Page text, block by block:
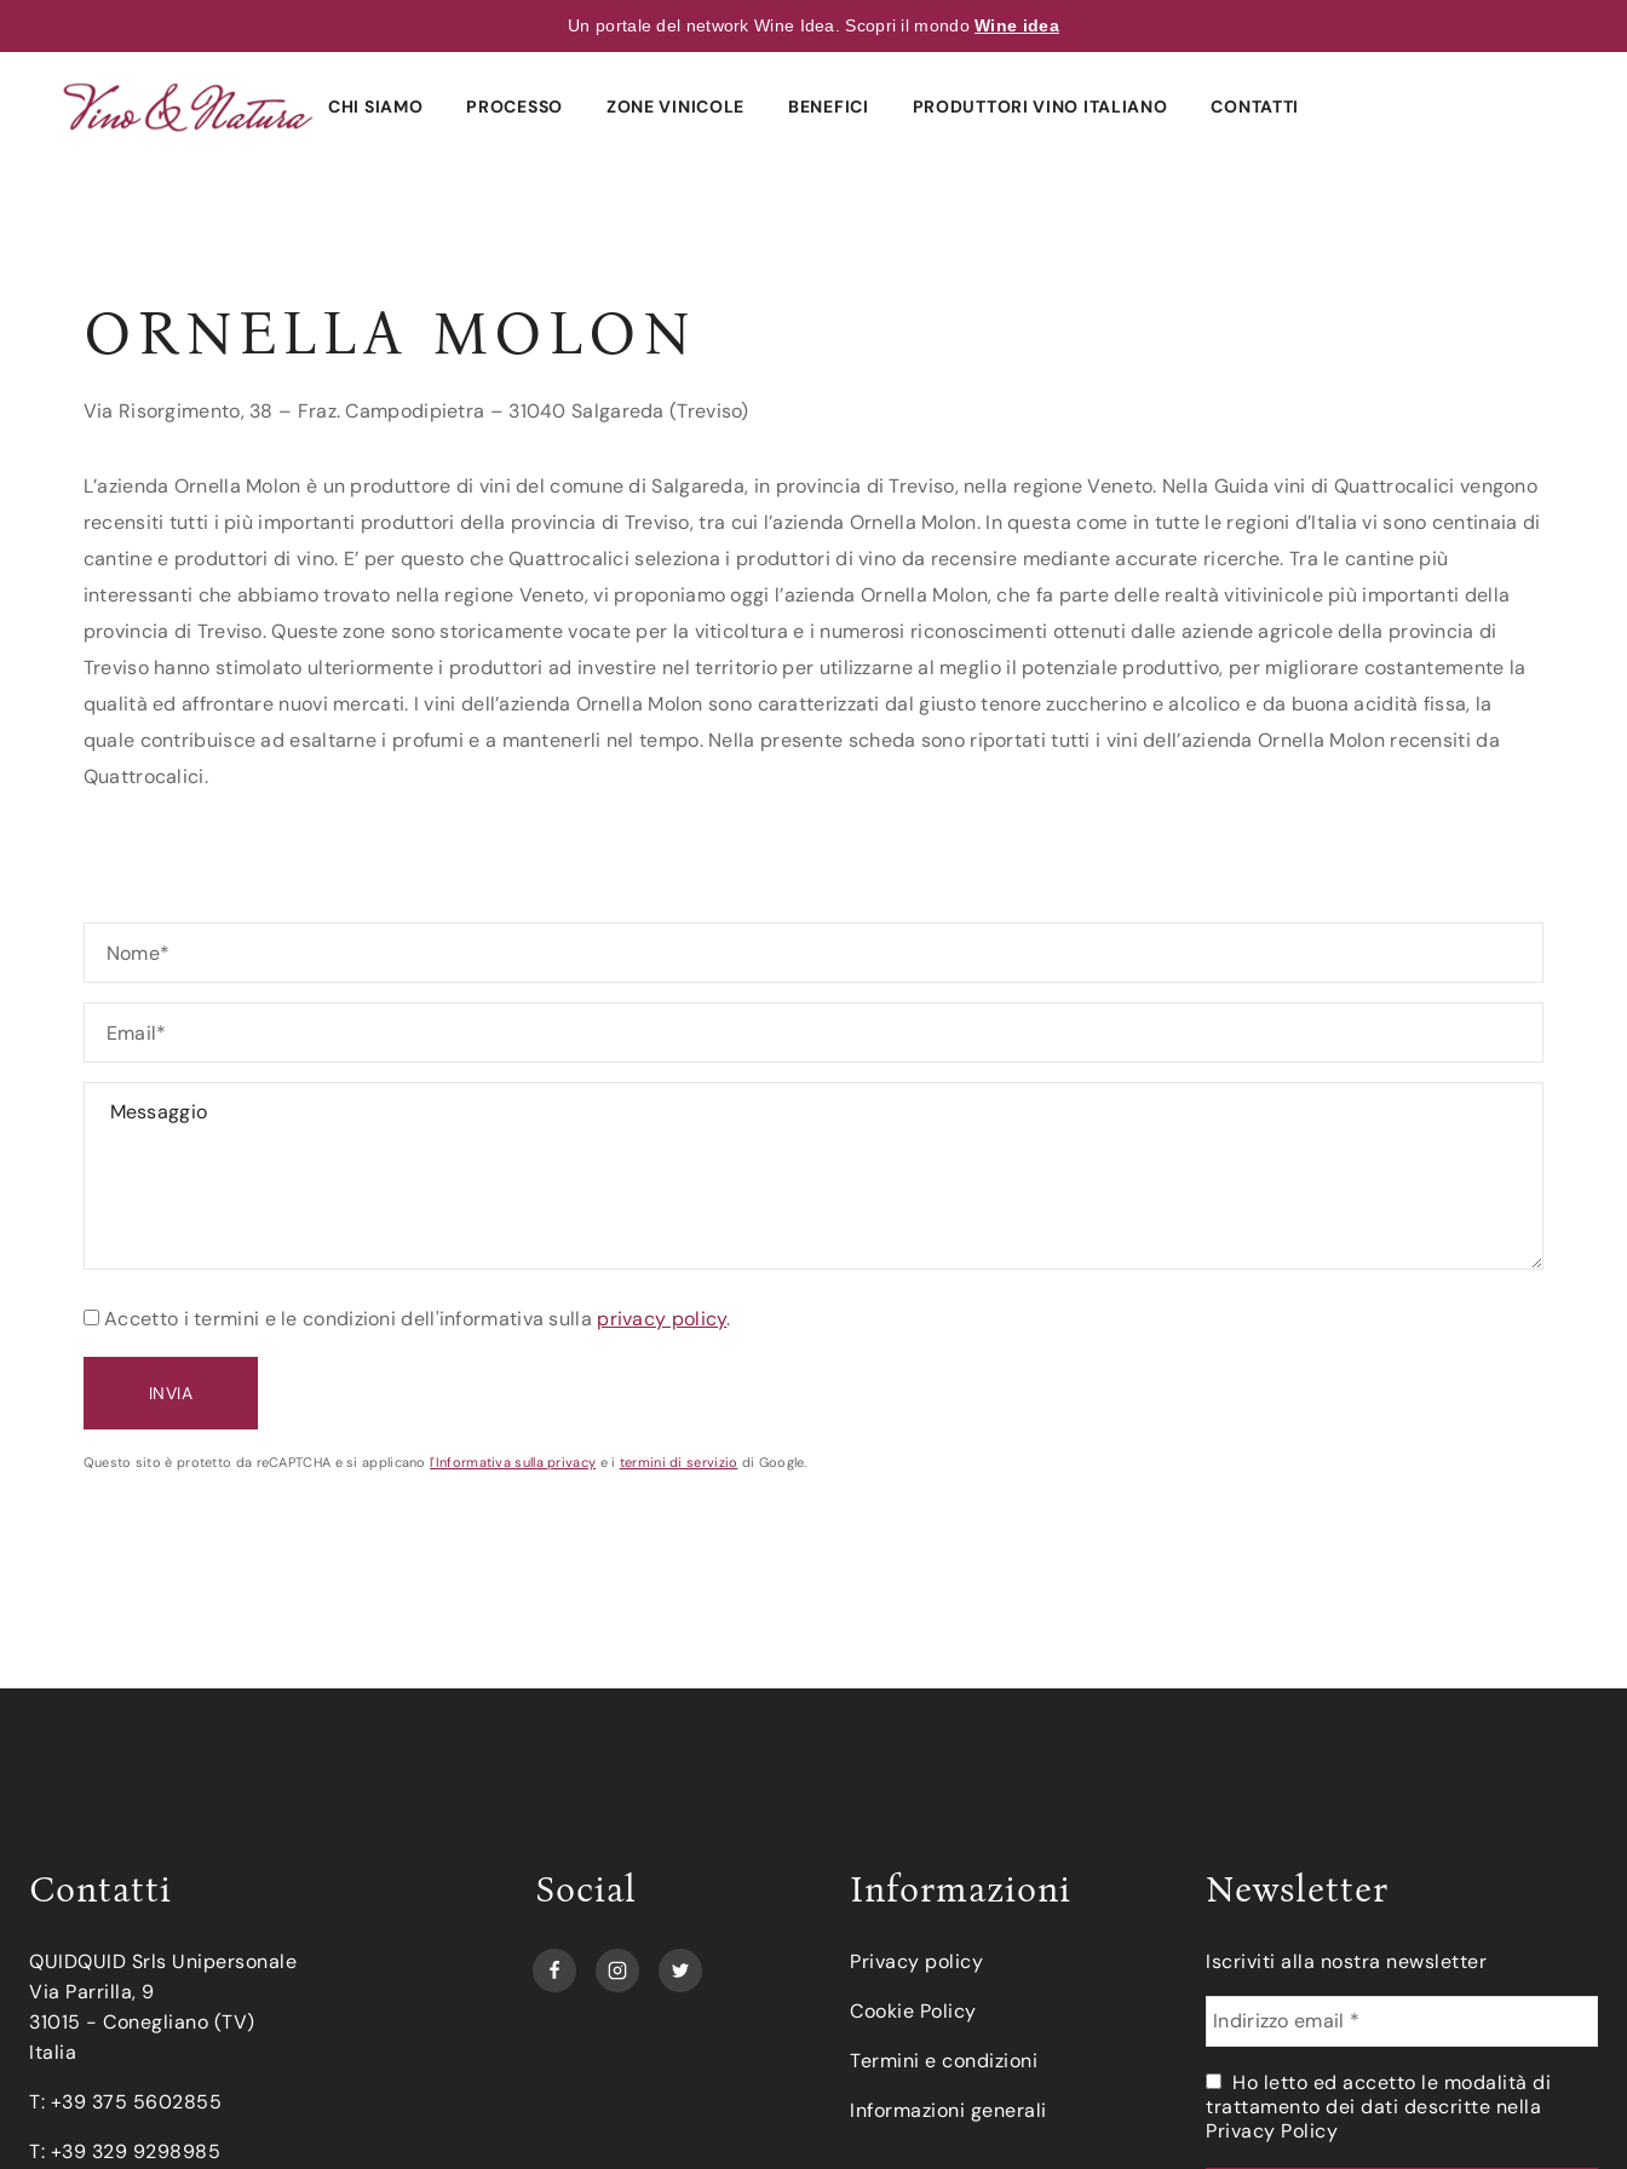
Un portale del network Wine Idea. Scopri il mondoWine idea
CHI SIAMO PROCESSO ZONE VINICOLE BENEFICI PRODUTTORI VINO ITALIANO CONTATTI
ORNELLA MOLON
Via Risorgimento, 38 – Fraz. Campodipietra – 31040 Salgareda (Treviso)
L’azienda Ornella Molon è un produttore di vini del comune di Salgareda, in provincia di Treviso, nella regione Veneto. Nella Guida vini di Quattrocalici vengono
recensiti tutti i più importanti produttori della provincia di Treviso, tra cui l’azienda Ornella Molon. In questa come in tutte le regioni d’Italia vi sono centinaia di
cantine e produttori di vino. E’ per questo che Quattrocalici seleziona i produttori di vino da recensire mediante accurate ricerche. Tra le cantine più
interessanti che abbiamo trovato nella regione Veneto, vi proponiamo oggi l’azienda Ornella Molon, che fa parte delle realtà vitivinicole più importanti della
provincia di Treviso. Queste zone sono storicamente vocate per la viticoltura e i numerosi riconoscimenti ottenuti dalle aziende agricole della provincia di
Treviso hanno stimolato ulteriormente i produttori ad investire nel territorio per utilizzarne al meglio il potenziale produttivo, per migliorare costantemente la
qualità ed affrontare nuovi mercati. I vini dell’azienda Ornella Molon sono caratterizzati dal giusto tenore zuccherino e alcolico e da buona acidità fissa, la
quale contribuisce ad esaltarne i profumi e a mantenerli nel tempo. Nella presente scheda sono riportati tutti i vini dell’azienda Ornella Molon recensiti da
Quattrocalici.
Accetto i termini e le condizioni dell'informativa sulla privacy policy.
Questo sito è protetto da reCAPTCHA e si applicanol'Informativa sulla privacy e i termini di servizio di Google.
Contatti
QUIDQUID Srls Unipersonale
Via Parrilla, 9
31015 - Conegliano (TV)
Italia
T: +39 375 5602855
T: +39 329 9298985
Social Informazioni
Privacy policy
Cookie Policy
Termini e condizioni
Informazioni generali
Newsletter
Iscriviti alla nostra newsletter
Ho letto ed accetto le modalità di
trattamento dei dati descritte nella
Privacy Policy